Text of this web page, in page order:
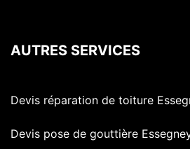
AUTRES SERVICES
Devis réparation de toiture
Devis pose de gouttière